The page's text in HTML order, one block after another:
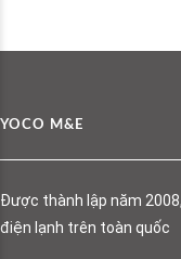
YOCO M&E
Được thành lập năm
điện lạnh trên toàn quốc